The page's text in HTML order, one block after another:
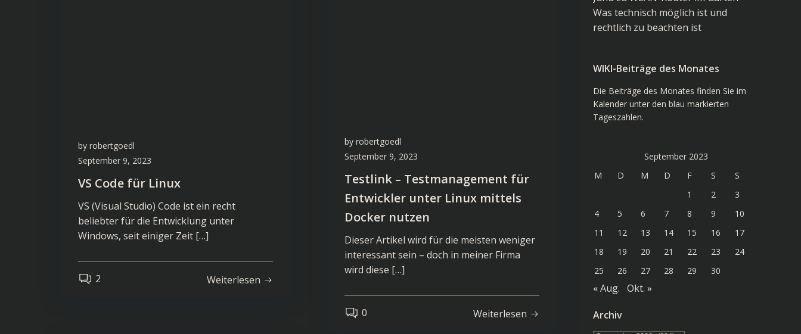
by robertgoedl
September 9, 2023
Testlink – Testmanagement für
Entwickler unter Linux mittels
Docker nutzen
Dieser Artikel wird für die meisten weniger
interessant sein – doch in meiner Firma
wird diese […]
0 Weiterlesen
by robertgoedl
September 9, 2023
VS Code für Linux
VS (Visual Studio) Code ist ein recht
beliebter für die Entwicklung unter
Windows, seit einiger Zeit […]
2 Weiterlesen
Was technisch möglich ist und
rechtlich zu beachten ist
WIKI-Beiträge des Monates
Die Beiträge des Monates finden Sie im
Kalender unter den blau markierten
Tageszahlen.
September 2023
M
D M D F S
S
1
2
3
4
5 6 7 8 9
10
11
12 13 14 15 16
17
18
19 20 21 22 23
24
25
26 27 28 29 30
« Aug. Okt. »
Archiv